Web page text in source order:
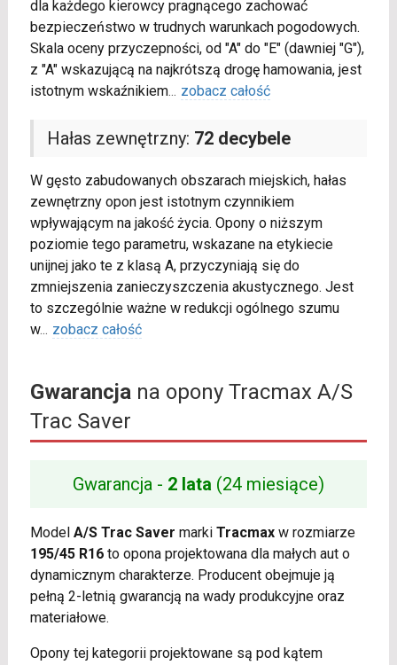
dla każdego kierowcy pragnącego zachować
bezpieczeństwo w trudnych warunkach pogodowych.
Skala oceny przyczepności, od "A" do "E" (dawniej "G"),
z "A" wskazującą na najkrótszą drogę hamowania, jest
istotnym wskaźnikiem... zobacz całość
Hałas zewnętrzny: 72 decybele
W gęsto zabudowanych obszarach miejskich, hałas
zewnętrzny opon jest istotnym czynnikiem
wpływającym na jakość życia. Opony o niższym
poziomie tego parametru, wskazane na etykiecie
unijnej jako te z klasą A, przyczyniają się do
zmniejszenia zanieczyszczenia akustycznego. Jest
to szczególnie ważne w redukcji ogólnego szumu
w... zobacz całość
Gwarancjana opony Tracmax A/S
Trac Saver
Gwarancja - 2 lata (24 miesiące)
Model A/S Trac Saver marki Tracmaxw rozmiarze
195/45 R16to opona projektowana dla małych aut o
dynamicznym charakterze. Producent obejmuje ją
pełną 2-letnią gwarancją na wady produkcyjne oraz
materiałowe.
Opony tej kategorii projektowane są pod kątem